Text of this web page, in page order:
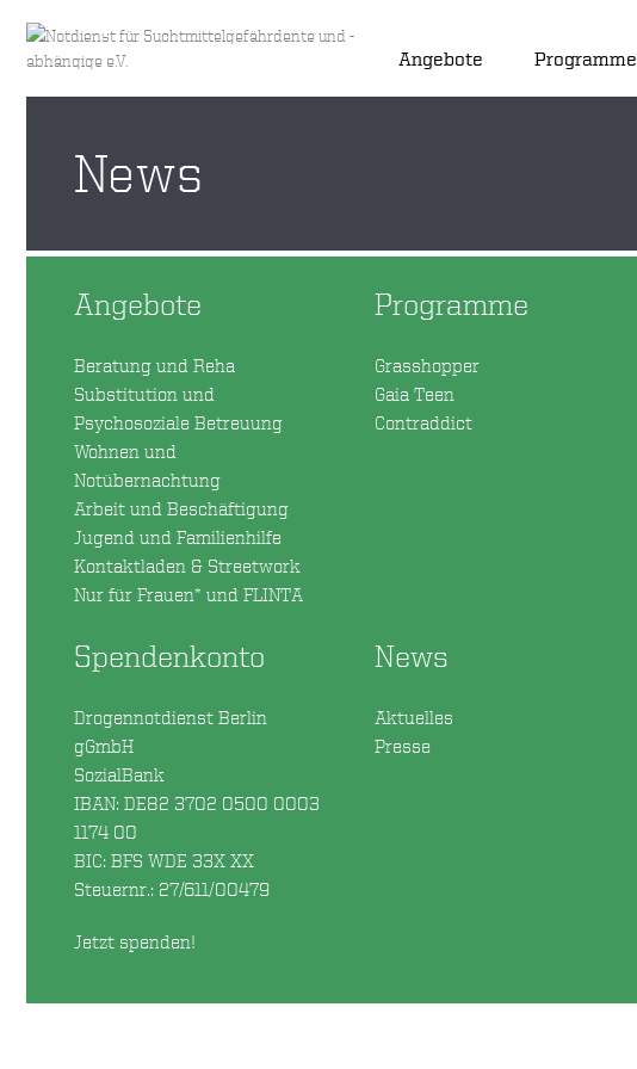
Angebote Programme
News
Angebote
Beratung und Reha
Substitution und
Psychosoziale Betreuung
Wohnen und
Notübernachtung
Arbeit und Beschäftigung
Jugend und Familienhilfe
Kontaktladen & Streetwork
Nur für Frauen* und FLINTA
Programme
Grasshopper
Gaia Teen
Contraddict
Spendenkonto
Drogennotdienst Berlin
gGmbH
SozialBank
IBAN: DE82 3702 0500 0003
1174 00
BIC: BFS WDE 33X XX
Steuernr.: 27/611/00479
Jetzt spenden!
News
Aktuelles
Presse